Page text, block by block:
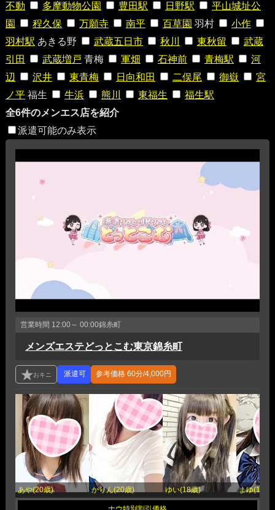
不動
多摩動物公園 豊田駅 日野駅
平山城址公
園
程久保 万願寺 南平 百草園 羽村
小作
羽村駅 あきる野 武蔵五日市 秋川 東秋留
武蔵
引田
武蔵増戸 青梅 軍畑 石神前 青梅駅
河
辺
沢井 東青梅 日向和田 二俣尾 御嶽
宮
ノ平 福生 牛浜 熊川 東福生
福生駅
全6件のメンエス店を紹介
派遣可能のみ表示
営業時間 12:00～ 00:00錦糸町
メンズエステどっとこむ東京錦糸町
参考価格60分/4,000円
あや(20歳) かりん(20歳) ゆい(18歳) まゆ(18歳)